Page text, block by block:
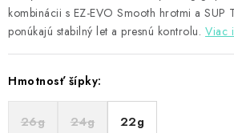
kombinácii s EZ-EVO Smooth hrotmi a SUP
ponúkajú stabilný let a presnú kontrolu. Viac
Hmotnosť šípky:
26g 24g 22g